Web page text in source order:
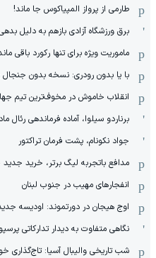
طارمی از پرواز المپیاکوس جا ماند!
برق ورزشگاه آزادی بازهم به دلیل
ماموریت ویژه برای تنها رکورد باقی
با یا بدون رودری: نسخه بدون
انقلاب خاموش در مخوف‌‌ترین تیم
برناردو سیلوا، آماده فرماندهی رئال
جواد نکونام، پشت فرمان تراکتور
مدافع باتجربه لیگ برتر، خرید جدید
انفجارهای مهیب در جنوب لبنان
اوج هیجان در دورتموند: اودیسه
نگاهی متفاوت به دیدار تدارکاتی
شب تاریخی والیبال آسیا: تاج‌گذاری